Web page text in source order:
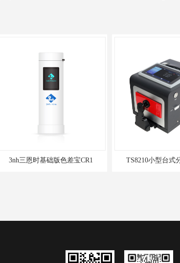
TS8210小型台式分光测色仪